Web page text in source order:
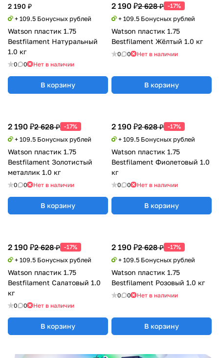
2 190 ₽
+ 109.5 Бонусных рублей
Watson пластик 1.75
Bestfilament Натуральный
1.0 кг
0 0 Нет в наличии
В корзину
2 190 ₽2 628 ₽ -17%
+ 109.5 Бонусных рублей
Watson пластик 1.75
Bestfilament Жёлтый 1.0 кг
0 0 Нет в наличии
В корзину
2 190 ₽2 628 ₽ -17%
+ 109.5 Бонусных рублей
Watson пластик 1.75
Bestfilament Фиолетовый 1.0
кг
0 0 Нет в наличии
В корзину
2 190 ₽2 628 ₽ -17%
+ 109.5 Бонусных рублей
Watson пластик 1.75
Bestfilament Салатовый 1.0
кг
0 0 Нет в наличии
В корзину
2 190 ₽2 628 ₽ -17%
+ 109.5 Бонусных рублей
Watson пластик 1.75
Bestfilament Розовый 1.0 кг
0 0 Нет в наличии
В корзину
2 190 ₽2 628 ₽ -17%
+ 109.5 Бонусных рублей
Watson пластик 1.75
Bestfilament Золотистый
металлик 1.0 кг
0 0 Нет в наличии
В корзину